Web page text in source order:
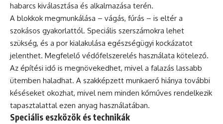
habarcs kiválasztása és alkalmazása terén.
A blokkok megmunkálása – vágás, fúrás – is eltér a
szokásos gyakorlattól. Speciális szerszámokra lehet
szükség, és a por kialakulása egészségügyi kockázatot
jelenthet. Megfelelő védőfelszerelés használata kötelező.
Az építési idő is megnövekedhet, mivel a falazás lassabb
ütemben haladhat. A szakképzett munkaerő hiánya további
késéseket okozhat, mivel nem minden kőműves rendelkezik
tapasztalattal ezen anyag használatában.
Speciális eszközök és technikák